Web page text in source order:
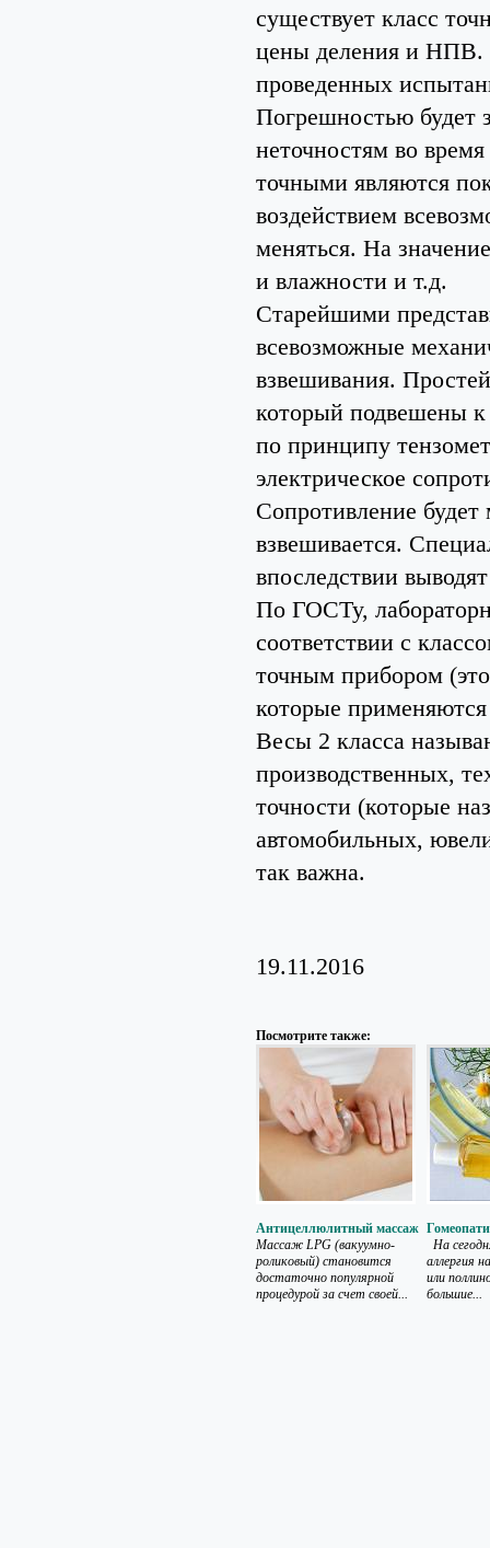
существует класс
цены деления и НПВ.
проведенных
Погрешностью будет
неточностям во
точными являются
воздействием
меняться. На
и влажности и т.д.
Старейшими
всевозможные
взвешивания.
который подвешены
по принципу
электрическое
Сопротивление
взвешивается.
впоследствии
По ГОСТу,
соответствии с
точным прибором
которые
Весы 2 класса
производственных,
точности (которые
автомобильных,
так важна.
19.11.2016
Посмотрите также:
Антицеллюлитный массаж
Массаж LPG (вакуумно-
роликовый) становится
достаточно популярной
процедурой за счет своей...
На
аллергия
или
большие...